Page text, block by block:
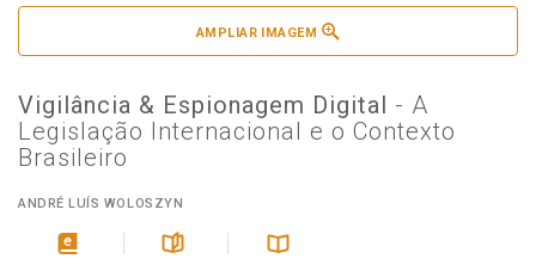
AMPLIAR IMAGEM
Vigilância & Espionagem Digital - A
Legislação Internacional e o Contexto
Brasileiro
ANDRÉ LUÍS WOLOSZYN